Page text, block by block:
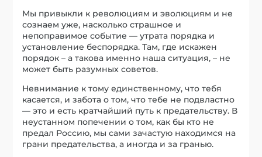
Мы привыкли к революциям и эволюциям и не
сознаем уже, насколько страшное и
непоправимое событие — утрата порядка и
установление беспорядка. Там, где искажен
порядок – а такова именно наша ситуация, – не
может быть разумных советов.
Невнимание к тому единственному, что тебя
касается, и забота о том, что тебе не подвластно
— это и есть кратчайший путь к предательству. В
неустанном попечении о том, как бы кто не
предал Россию, мы сами зачастую находимся на
грани предательства, а иногда и за гранью.